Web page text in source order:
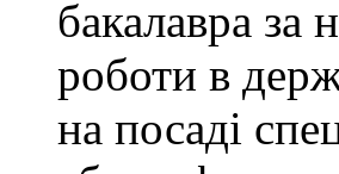
бакалавра за
роботи в
на посаді